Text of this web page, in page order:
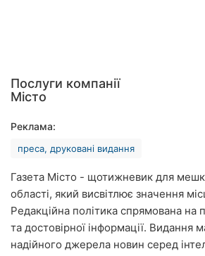
Всі
міста:
Житомир
Тернопіль
Хмельницький
Рівне
Послуги компанії
Місто
Реклама:
преса, друковані видання
Газета Місто - щотижневик для
області, який висвітлює значення
Редакційна політика спрямована на
та достовірної інформації. Видання
надійного джерела новин серед